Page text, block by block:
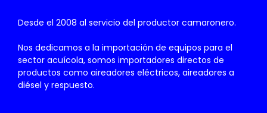
Desde el 2008 al servicio del productor camaronero.
Nos dedicamos a la importación de equipos para el
sector acuícola, somos importadores directos de
productos como aireadores eléctricos, aireadores a
diésel y respuesto.